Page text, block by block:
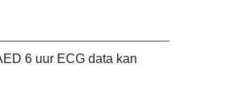
6 uur ECG data kan